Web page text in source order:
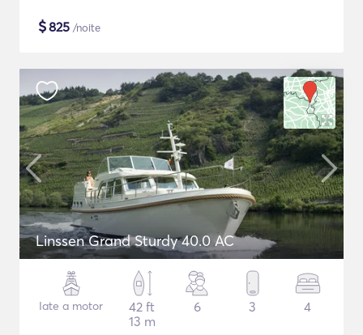
$825 /noite
Linssen Grand Sturdy 40.0 AC
Iate a motor
42 ft
13 m
6 3 4